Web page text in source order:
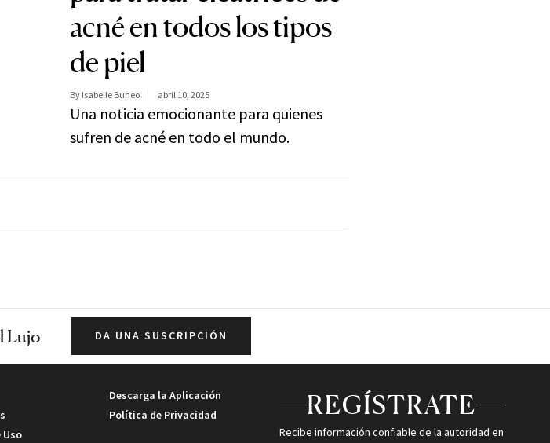
acné en todos los tipos
de piel
By Isabelle Buneo abril 10, 2025
Una noticia emocionante para quienes
sufren de acné en todo el mundo.
Lujo DA UNA SUSCRIPCIÓN
Descarga la Aplicación
Política de Privacidad
Uso
REGÍSTRATE
Recibe información confiable de la autoridad en